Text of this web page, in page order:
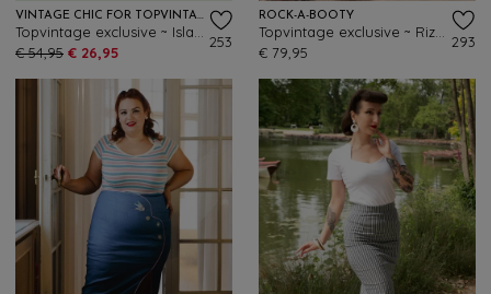
VINTAGE CHIC FOR TOPVINTAGE
€ 54,95 € 26,95
253
ROCK-A-BOOTY
€ 79,95
293